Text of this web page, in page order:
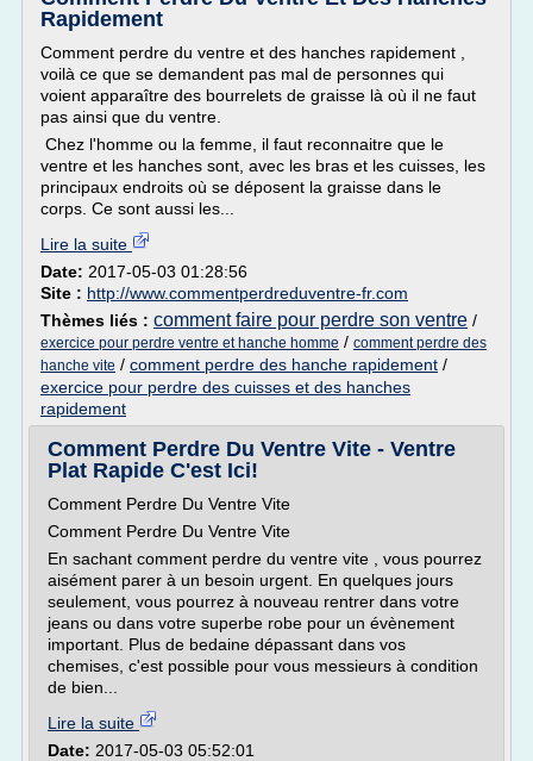
Rapidement
Comment perdre du ventre et des hanches rapidement ,
voilà ce que se demandent pas mal de personnes qui
voient apparaître des bourrelets de graisse là où il ne faut
pas ainsi que du ventre.
Chez l'homme ou la femme, il faut reconnaitre que le
ventre et les hanches sont, avec les bras et les cuisses, les
principaux endroits où se déposent la graisse dans le
corps. Ce sont aussi les...
Lire la suite
Date: 2017-05-03 01:28:56
Site : http://www.commentperdreduventre-fr.com
Thèmes liés : comment faire pour perdre son ventre /
exercice pour perdre ventre et hanche homme / comment perdre des
hanche vite / comment perdre des hanche rapidement /
exercice pour perdre des cuisses et des hanches
rapidement
Comment Perdre Du Ventre Vite - Ventre
Plat Rapide C'est Ici!
Comment Perdre Du Ventre Vite
Comment Perdre Du Ventre Vite
En sachant comment perdre du ventre vite , vous pourrez
aisément parer à un besoin urgent. En quelques jours
seulement, vous pourrez à nouveau rentrer dans votre
jeans ou dans votre superbe robe pour un évènement
important. Plus de bedaine dépassant dans vos
chemises, c'est possible pour vous messieurs à condition
de bien...
Lire la suite
Date: 2017-05-03 05:52:01